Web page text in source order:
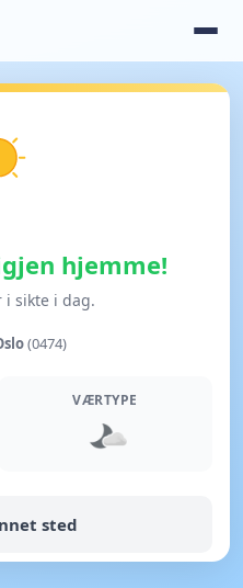
hjemme!
sikte i dag.
(0474)
VÆRTYPE
sted